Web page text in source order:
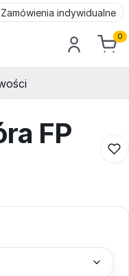
Zamówienia indywidualne
0
FP